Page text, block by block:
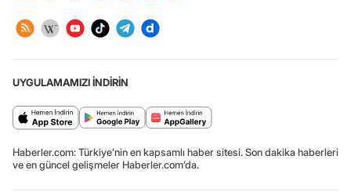
UYGULAMAMIZI İNDİRİN
Haberler.com: Türkiye’nin en kapsamlı haber sitesi. Son dakika haberleri
ve en güncel gelişmeler Haberler.com’da.